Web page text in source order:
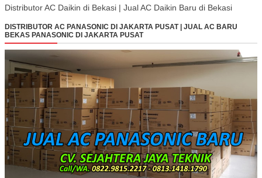
Distributor AC Daikin di Bekasi | Jual AC Daikin Baru di Bekasi
DISTRIBUTOR AC PANASONIC DI JAKARTA PUSAT | JUAL AC BARU
BEKAS PANASONIC DI JAKARTA PUSAT